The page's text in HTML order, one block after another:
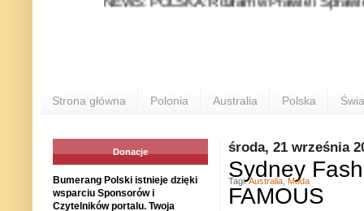
Strona główna Polonia Australia Polska
środa, 21 września
Sydney
FAMOUS
Tagi:Australia Moda
Donacje
Bumerang Polski istnieje dzięki
wsparciu Sponsorów i
Czytelników portalu. Twoja